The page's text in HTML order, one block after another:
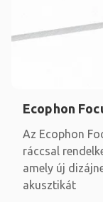
Ecophon
Az Ecophon
ráccsal
amely új
akusztikát